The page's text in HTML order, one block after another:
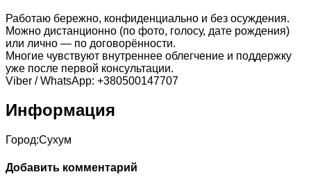
Работаю бережно, конфиденциально и без осуждения.
Можно дистанционно (по фото, голосу, дате рождения)
или лично — по договорённости.
Многие чувствуют внутреннее облегчение и поддержку
уже после первой консультации.
Viber / WhatsApp: +380500147707
Информация
Город:Сухум
Добавить комментарий